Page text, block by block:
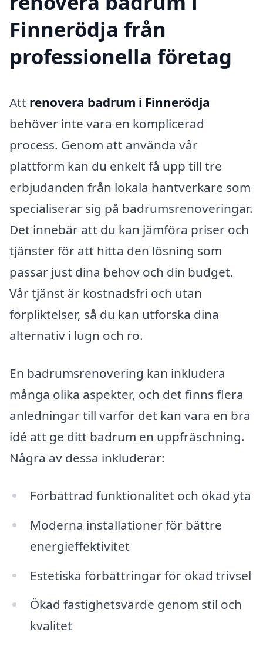
Finnerödja från
professionella företag
Att renovera badrum i Finnerödja
behöver inte vara en komplicerad
process. Genom att använda vår
plattform kan du enkelt få upp till tre
erbjudanden från lokala hantverkare som
specialiserar sig på badrumsrenoveringar.
Det innebär att du kan jämföra priser och
tjänster för att hitta den lösning som
passar just dina behov och din budget.
Vår tjänst är kostnadsfri och utan
förpliktelser, så du kan utforska dina
alternativ i lugn och ro.
En badrumsrenovering kan inkludera
många olika aspekter, och det finns flera
anledningar till varför det kan vara en bra
idé att ge ditt badrum en uppfräschning.
Några av dessa inkluderar:
Förbättrad funktionalitet och ökad yta
Moderna installationer för bättre
energieffektivitet
Estetiska förbättringar för ökad trivsel
Ökad fastighetsvärde genom stil och
kvalitet